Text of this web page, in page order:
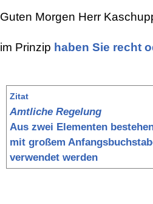
Guten Morgen Herr
im Prinzip haben Sie recht
Zitat
Amtliche Regelung
Aus zwei Elementen
mit großem
verwendet werden